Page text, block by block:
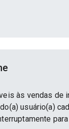
às vendas de
usuário(a)